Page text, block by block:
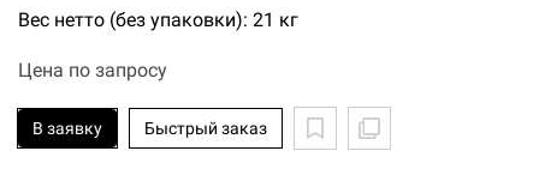
Вес нетто (без упаковки): 21 кг
Цена по запросу
В заявку Быстрый заказ